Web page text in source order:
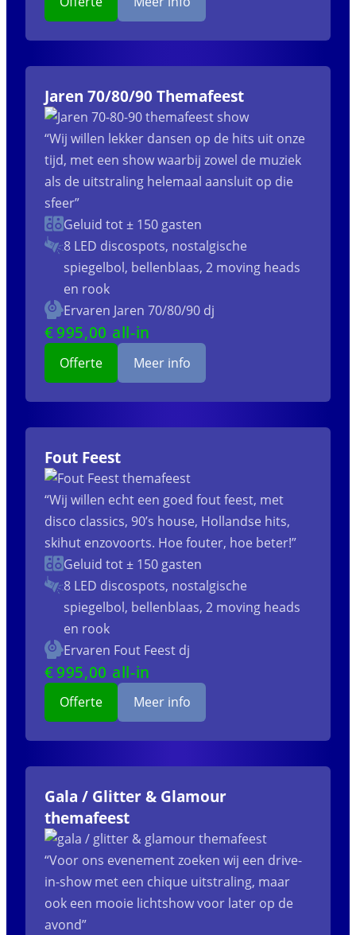
Jaren 70/80/90 Themafeest
“Wij willen lekker dansen op de hits uit onze
tijd, met een show waarbij zowel de muziek
als de uitstraling helemaal aansluit op die
sfeer”
Geluid tot ± 150 gasten
8 LED discospots, nostalgische
spiegelbol, bellenblaas, 2 moving heads
en rook
Ervaren Jaren 70/80/90 dj
€995,00 all-in
Offerte Meer info
Fout Feest
“Wij willen echt een goed fout feest, met
disco classics, 90’s house, Hollandse hits,
skihut enzovoorts. Hoe fouter, hoe beter!”
Geluid tot ± 150 gasten
8 LED discospots, nostalgische
spiegelbol, bellenblaas, 2 moving heads
en rook
Ervaren Fout Feest dj
€995,00 all-in
Offerte Meer info
Gala / Glitter & Glamour
themafeest
“Voor ons evenement zoeken wij een drive-
in-show met een chique uitstraling, maar
ook een mooie lichtshow voor later op de
avond”